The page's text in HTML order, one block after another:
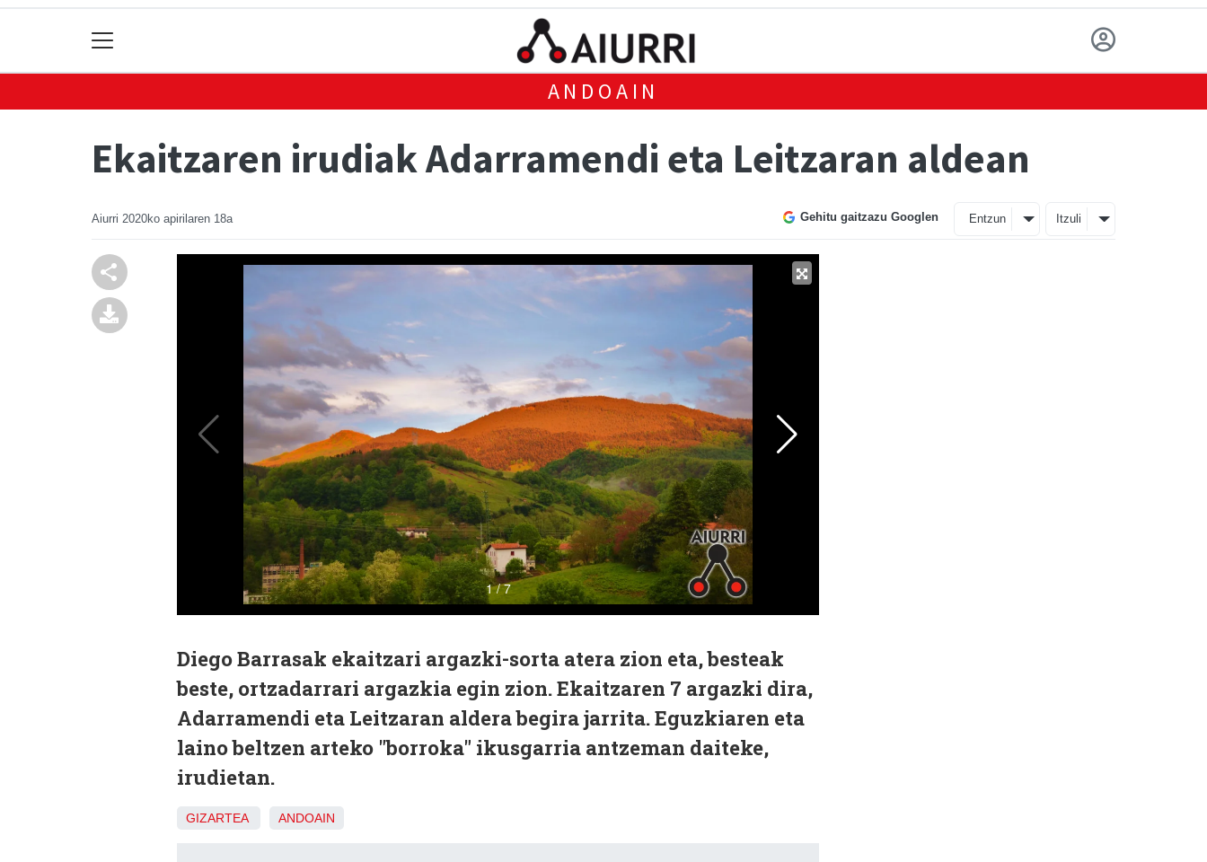
ANDOAIN
Ekaitzaren irudiak Adarramendi eta Leitzaran aldean
Aiurri 2020ko apirilaren 18a Gehitu gaitzazu Googlen Entzun Itzuli
Diego Barrasak ekaitzari argazki-sorta atera zion eta, besteak
beste, ortzadarrari argazkia egin zion. Ekaitzaren 7 argazki dira,
Adarramendi eta Leitzaran aldera begira jarrita. Eguzkiaren eta
laino beltzen arteko "borroka" ikusgarria antzeman daiteke,
irudietan.
GIZARTEA ANDOAIN